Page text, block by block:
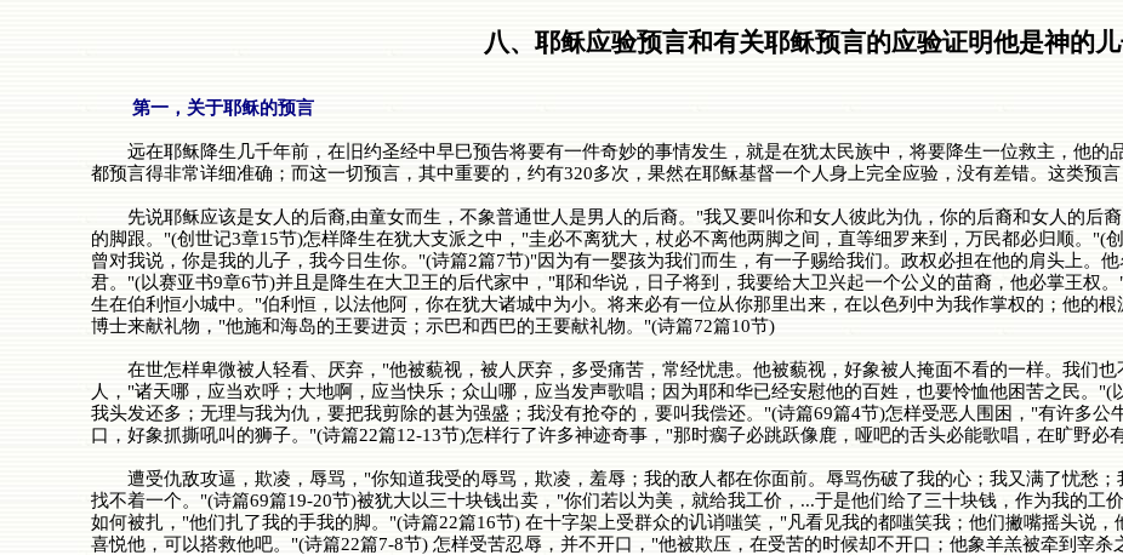
八、耶稣应验预言和有关耶稣预言的应验证明他是神的
第一，关于耶稣的预言
远在耶稣降生几千年前，在旧约圣经中早巳预告将要有一件奇妙的事情发生，就是在犹太民族中，将要降生一位救主，他的
都预言得非常详细准确；而这一切预言，其中重要的，约有320多次，果然在耶稣基督一个人身上完全应验，没有差错。这类预言
先说耶稣应该是女人的后裔,由童女而生，不象普通世人是男人的后裔。"我又要叫你和女人彼此为仇，你的后裔和女人的后
的脚跟。"(创世记3章15节)怎样降生在犹大支派之中，"圭必不离犹大，杖必不离他两脚之间，直等细罗来到，万民都必归顺。"(
曾对我说，你是我的儿子，我今日生你。"(诗篇2篇7节)"因为有一婴孩为我们而生，有一子赐给我们。政权必担在他的肩头上。
君。"(以赛亚书9章6节)并且是降生在大卫王的后代家中，"耶和华说，日子将到，我要给大卫兴起一个公义的苗裔，他必掌王权
生在伯利恒小城中。"伯利恒，以法他阿，你在犹大诸城中为小。将来必有一位从你那里出来，在以色列中为我作掌权的；他的
博士来献礼物，"他施和海岛的王要进贡；示巴和西巴的王要献礼物。"(诗篇72篇10节)
在世怎样卑微被人轻看、厌弃，"他被藐视，被人厌弃，多受痛苦，常经忧患。他被藐视，好象被人掩面不看的一样。我们也
人，"诸天哪，应当欢呼；大地啊，应当快乐；众山哪，应当发声歌唱；因为耶和华已经安慰他的百姓，也要怜恤他困苦之民。
我头发还多；无理与我为仇，要把我剪除的甚为强盛；我没有抢夺的，要叫我偿还。"(诗篇69篇4节)怎样受恶人围困，"有许多
口，好象抓撕吼叫的狮子。"(诗篇22篇12-13节)怎样行了许多神迹奇事，"那时瘸子必跳跃像鹿，哑吧的舌头必能歌唱，在旷野必
遭受仇敌攻逼，欺凌，辱骂，"你知道我受的辱骂，欺凌，羞辱；我的敌人都在你面前。辱骂伤破了我的心；我又满了忧愁；
找不着一个。"(诗篇69篇19-20节)被犹大以三十块钱出卖，"你们若以为美，就给我工价，...于是他们给了三十块钱，作为我的工
如何被扎，"他们扎了我的手我的脚。"(诗篇22篇16节) 在十字架上受群众的讥诮嗤笑，"凡看见我的都嗤笑我；他们撇嘴摇头说
喜悦他，可以搭救他吧。"(诗篇22篇7-8节) 怎样受苦忍辱，并不开口，"他被欺压，在受苦的时候却不开口；他象羊羔被牵到宰